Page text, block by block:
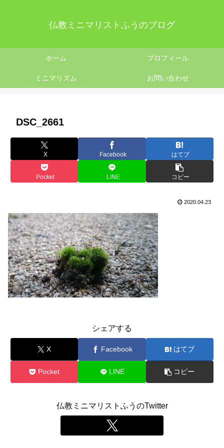
仏教ミニマリストふうのブログ
ホーム プロフィール
ミニマリズム お問い合わせ
DSC_2661
X Facebook はてブ
Pocket LINE コピー
2020.04.23
シェアする
X Facebook はてブ
Pocket LINE コピー
仏教ミニマリストふうのTwitter